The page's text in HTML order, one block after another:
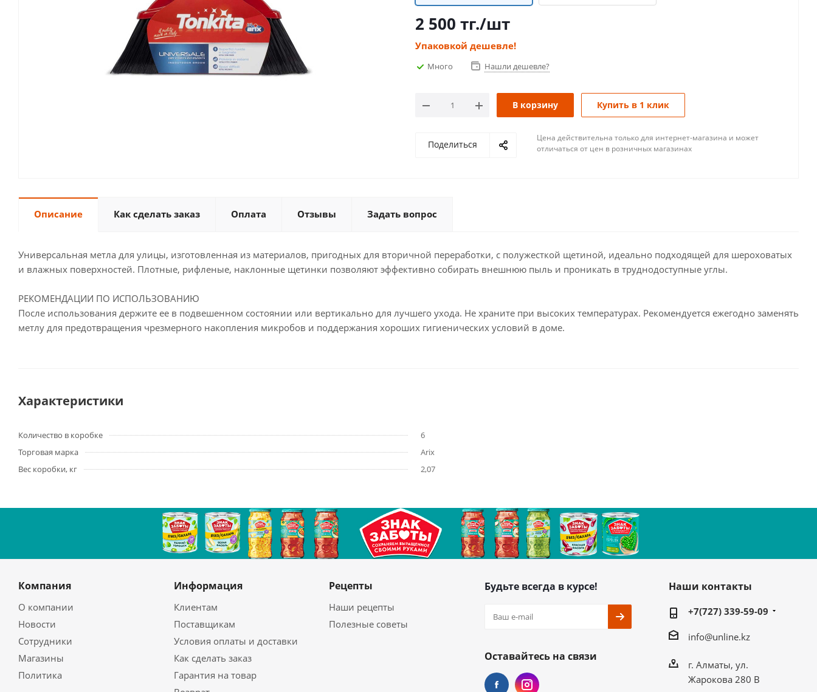
2 500 тг./шт
Упаковкой дешевле!
Много Нашли дешевле?
В корзину Купить в 1 клик
Поделиться
Цена действительна только для интернет-магазина и может
отличаться от цен в розничных магазинах
Описание Как сделать заказ Оплата Отзывы Задать вопрос
Универсальная метла для улицы, изготовленная из материалов, пригодных для вторичной переработки, с полужесткой щетиной, идеально подходящей для шероховатых
и влажных поверхностей. Плотные, рифленые, наклонные щетинки позволяют эффективно собирать внешнюю пыль и проникать в труднодоступные углы.
РЕКОМЕНДАЦИИ ПО ИСПОЛЬЗОВАНИЮ
После использования держите ее в подвешенном состоянии или вертикально для лучшего ухода. Не храните при высоких температурах. Рекомендуется ежегодно заменять
метлу для предотвращения чрезмерного накопления микробов и поддержания хороших гигиенических условий в доме.
Характеристики
Количество в коробке
6
Торговая марка
Arix
Вес коробки, кг
2,07
Компания
О компании
Новости
Сотрудники
Магазины
Политика
Информация
Клиентам
Поставщикам
Условия оплаты и доставки
Как сделать заказ
Гарантия на товар
Рецепты
Наши рецепты
Полезные советы
Будьте всегда в курсе!
Оставайтесь на связи
Наши контакты
+7(727) 339-59-09
info@unline.kz
г. Алматы, ул.
Жарокова 280 В